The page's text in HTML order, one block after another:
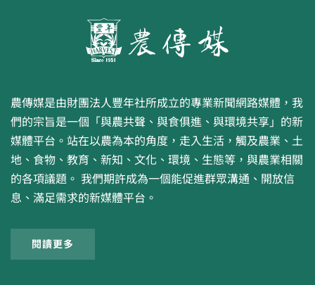
農傳媒是由財團法人豐年社所成立的專業新聞網路媒體，我
們的宗旨是一個「與農共聲、與食俱進、與環境共享」的新
媒體平台。站在以農為本的角度，走入生活，觸及農業、土
地、食物、教育、新知、文化、環境、生態等，與農業相關
的各項議題。 我們期許成為一個能促進群眾溝通、開放信
息、滿足需求的新媒體平台。
閱讀更多